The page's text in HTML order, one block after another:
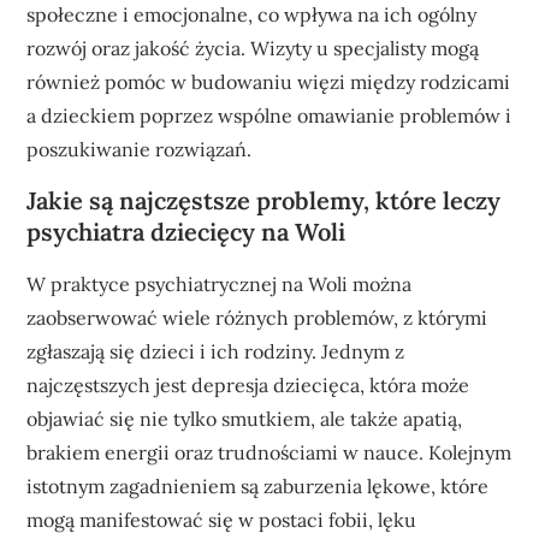
społeczne i emocjonalne, co wpływa na ich ogólny
rozwój oraz jakość życia. Wizyty u specjalisty mogą
również pomóc w budowaniu więzi między rodzicami
a dzieckiem poprzez wspólne omawianie problemów i
poszukiwanie rozwiązań.
Jakie są najczęstsze problemy, które leczy
psychiatra dziecięcy na Woli
W praktyce psychiatrycznej na Woli można
zaobserwować wiele różnych problemów, z którymi
zgłaszają się dzieci i ich rodziny. Jednym z
najczęstszych jest depresja dziecięca, która może
objawiać się nie tylko smutkiem, ale także apatią,
brakiem energii oraz trudnościami w nauce. Kolejnym
istotnym zagadnieniem są zaburzenia lękowe, które
mogą manifestować się w postaci fobii, lęku